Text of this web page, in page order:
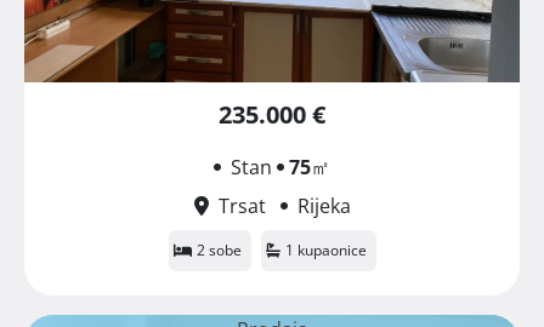
235.000 €
Stan 75㎡
Trsat
Rijeka
2 sobe 1 kupaonice